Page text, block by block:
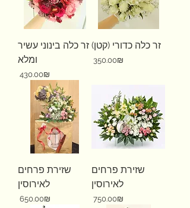
זר כלה בינוני עשיר
ומלא
Price ‏430.00 ‏₪
זר כלה כדורי (קטן)
Price ‏350.00 ‏₪
שזירת פרחים
לאירוסין
Price ‏650.00 ‏₪
שזירת פרחים
לאירוסין
Price ‏750.00 ‏₪